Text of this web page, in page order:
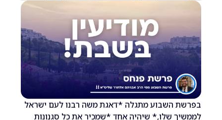
השבוע מתגלה *דאגת משה רבנו לעם ישראל
שלו,* שיהיה אחד *שמכיר את כל סגנונות